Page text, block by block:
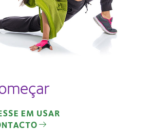
EM USAR